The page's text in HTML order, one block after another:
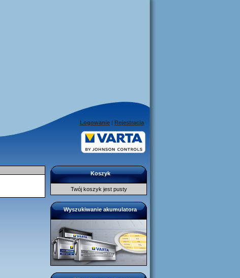
Logowanie | Rejestracja
Koszyk
Twój koszyk jest pusty
Wyszukiwanie akumulatora